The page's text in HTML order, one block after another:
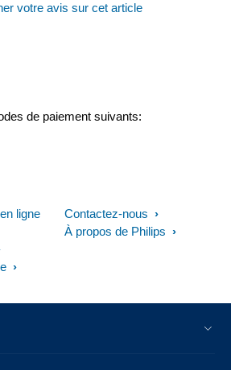
votre avis sur cet article
de paiement suivants:
ligne
Contactez-nous
À propos de Philips